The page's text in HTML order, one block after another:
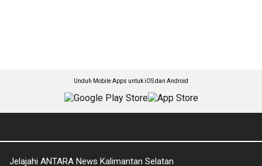
Unduh Mobile Apps untuk iOS dan Android
Jelajahi ANTARA News Kalimantan Selatan